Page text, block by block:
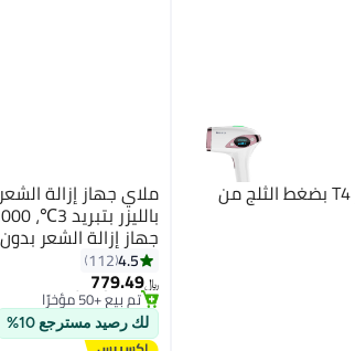
ملاي جهاز إزالة الشعر بالليزر T4 بضغط الثلج من
جهاز إزالة الشعر
البشرة لكامل الجسم
ساق
4.5
112
﷼‏779.49
#4 في أجهزة إزالة الشعر بتقنية اي بي ال والليزر
بتخلّص بسرعة
تم بيع +50 مؤخرًا
#4 في أجهزة إزالة الشعر بتقنية اي بي ال والليزر
لك رصيد مسترجع 10%